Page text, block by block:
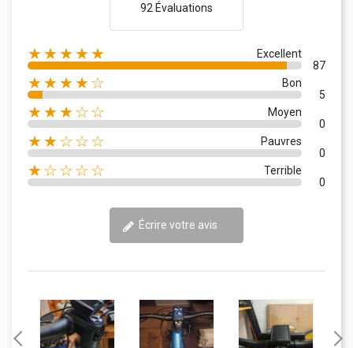
92 Évaluations
★★★★★
Excellent
87
★★★★☆
Bon
5
★★★☆☆
Moyen
0
★★☆☆☆
Pauvres
0
★☆☆☆☆
Terrible
0
Écrire votre avis